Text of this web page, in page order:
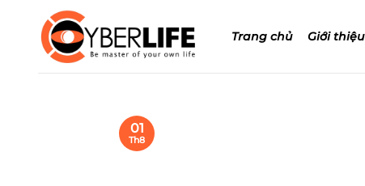
Trang chủ Giới thiệu
01
Th8